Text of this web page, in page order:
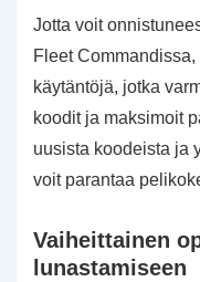
Jotta voit
Fleet
käytäntöjä, jotka
koodit ja maksimoit
uusista koodeista ja
voit parantaa
Vaiheittainen
lunastamiseen